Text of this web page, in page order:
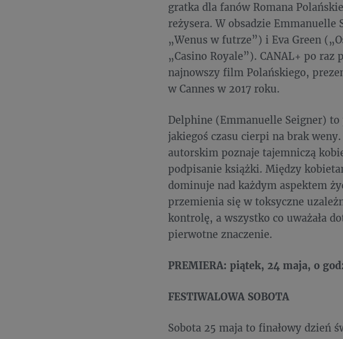
gratka dla fanów Romana
reżysera. W obsadzie
„Wenus w futrze”) i Eva Green
„Casino Royale”). CANAL+ po
najnowszy film Polańskiego,
w Cannes w 2017 roku.
Delphine (Emmanuelle Seigner)
jakiegoś czasu cierpi na brak
autorskim poznaje tajemniczą
podpisanie książki. Między
dominuje nad każdym aspektem
przemienia się w toksyczne
kontrolę, a wszystko co uważała
pierwotne znaczenie.
PREMIERA: piątek, 24 maja, o
FESTIWALOWA SOBOTA
Sobota 25 maja to finałowy dzień